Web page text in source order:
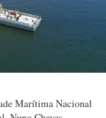
Marítima Nacional